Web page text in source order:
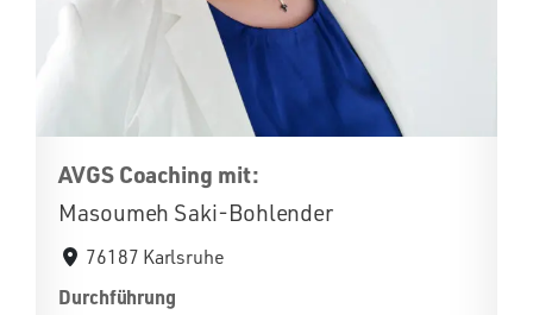
AVGS Coaching mit:
Masoumeh Saki-Bohlender
76187 Karlsruhe
Durchführung